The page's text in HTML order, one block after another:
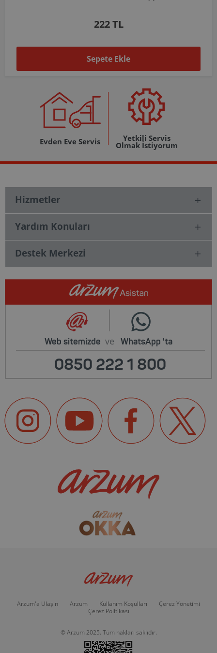
1.037 TL
Sepete Ekle
Evden Eve Servis Yetkili Servis
Olmak İstiyorum
Hizmetler
Yardım Konuları
Destek Merkezi
Web sitemizde ve WhatsApp 'ta
0850 222 1 800
Arzum'a Ulaşın Arzum Kullanım Koşulları
Çerez Yönetimi
Çerez Politikası
© Arzum 2025. Tüm hakları saklıdır.